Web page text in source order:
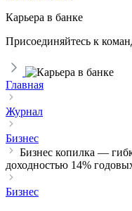
Карьера в банке
Присоединяйтесь к
Главная
Журнал
Бизнес
Бизнес копилка —
доходностью 14%
Бизнес